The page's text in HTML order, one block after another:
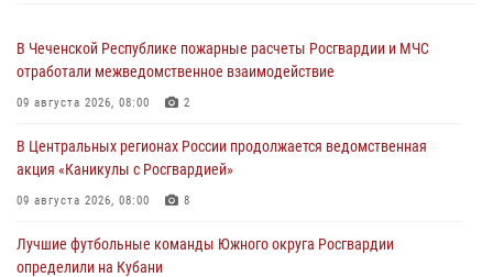
В Чеченской Республике пожарные расчеты Росгвардии и МЧС
отработали межведомственное взаимодействие
09 августа 2026, 08:00 2
В Центральных регионах России продолжается ведомственная
акция «Каникулы с Росгвардией»
09 августа 2026, 08:00 8
Лучшие футбольные команды Южного округа Росгвардии
определили на Кубани